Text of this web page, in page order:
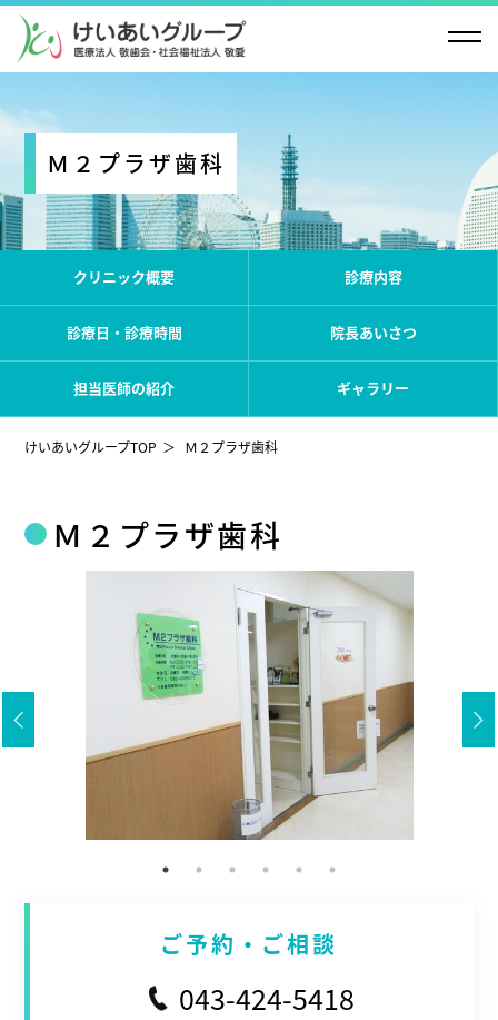
Ｍ２プラザ歯科
クリニック概要 診療内容
診療日・診療時間 院長あいさつ
担当医師の紹介 ギャラリー
けいあいグループTOP Ｍ２プラザ歯科
Ｍ２プラザ歯科
ご予約・ご相談
043-424-5418